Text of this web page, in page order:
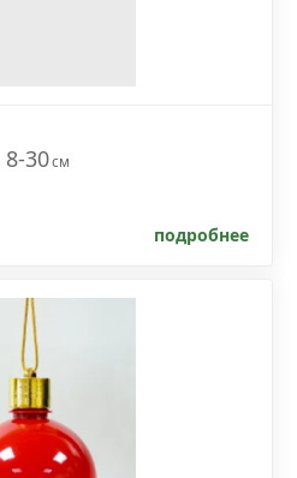
8-30см
подробнее